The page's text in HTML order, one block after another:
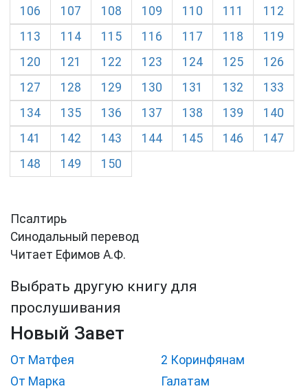
106
107 108 109 110 111
112
113
114 115 116 117 118
119
120
121 122 123 124 125
126
127
128 129 130 131 132
133
134
135 136 137 138 139
140
141
142 143 144 145 146
147
148
149 150
Псалтирь
Синодальный перевод
Читает Ефимов А.Ф.
Выбрать другую книгу для
прослушивания
Новый Завет
От Матфея
От Марка
2 Коринфянам
Галатам